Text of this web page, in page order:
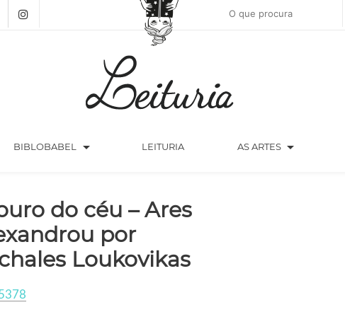
BIBLOBABEL arrow_drop_down LEITURIA AS ARTES arrow_drop_down
do céu – Ares
por
Loukovikas